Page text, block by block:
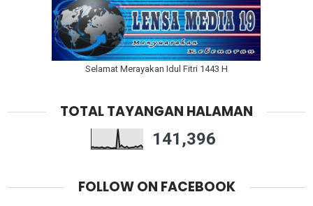
Selamat Merayakan Idul Fitri 1443 H
TOTAL TAYANGAN HALAMAN
141,396
FOLLOW ON FACEBOOK